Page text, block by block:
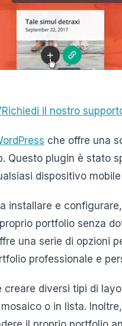
Richiedi il nostro
che offre una
Questo plugin è stato
dispositivo
installare e
portfolio senza
una serie di opzioni
professionale e
creare diversi tipi di
o in lista.